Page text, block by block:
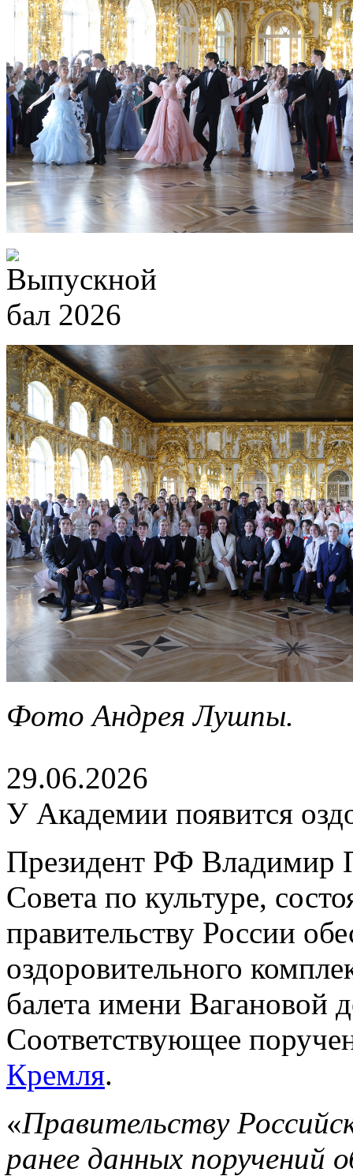
Фото Андрея Лушпы.
29.06.2026
У Академии появится
Президент РФ Владимир
Совета по культуре,
правительству России
оздоровительного
балета имени Вагановой
Соответствующее
Кремля.
«Правительству
ранее данных поручений